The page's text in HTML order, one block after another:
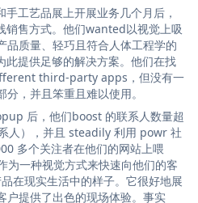
工艺品展上开展业务几个月后，
售方式。他们wanted以视觉上吸
品质量、轻巧且符合人体工程学的
提供足够的解决方案。他们在找
third-party apps，但没有一
，并且笨重且难以使用。
后，他们boost 的联系人数量超
人），并且 steadily 利用 powr 社
多个关注者在他们的网站上喂
一种视觉方式来快速向他们的客
在现实生活中的样子。它很好地展
户提供了出色的现场体验。事实